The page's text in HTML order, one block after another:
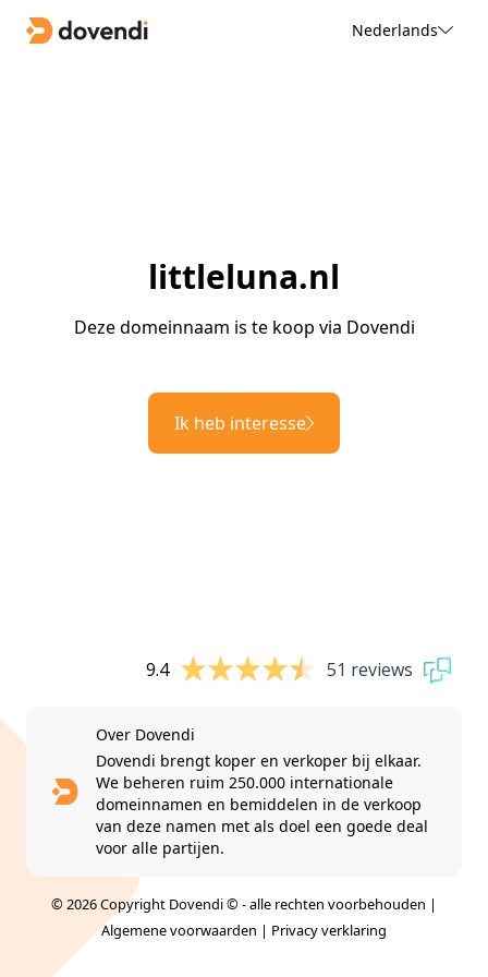
Nederlands
littleluna.nl
Deze domeinnaam is te koop via Dovendi
Ik heb interesse
9.4 51 reviews
Over Dovendi
Dovendi brengt koper en verkoper bij elkaar.
We beheren ruim 250.000 internationale
domeinnamen en bemiddelen in de verkoop
van deze namen met als doel een goede deal
voor alle partijen.
© 2026 Copyright Dovendi © - alle rechten voorbehouden |
Algemene voorwaarden | Privacy verklaring